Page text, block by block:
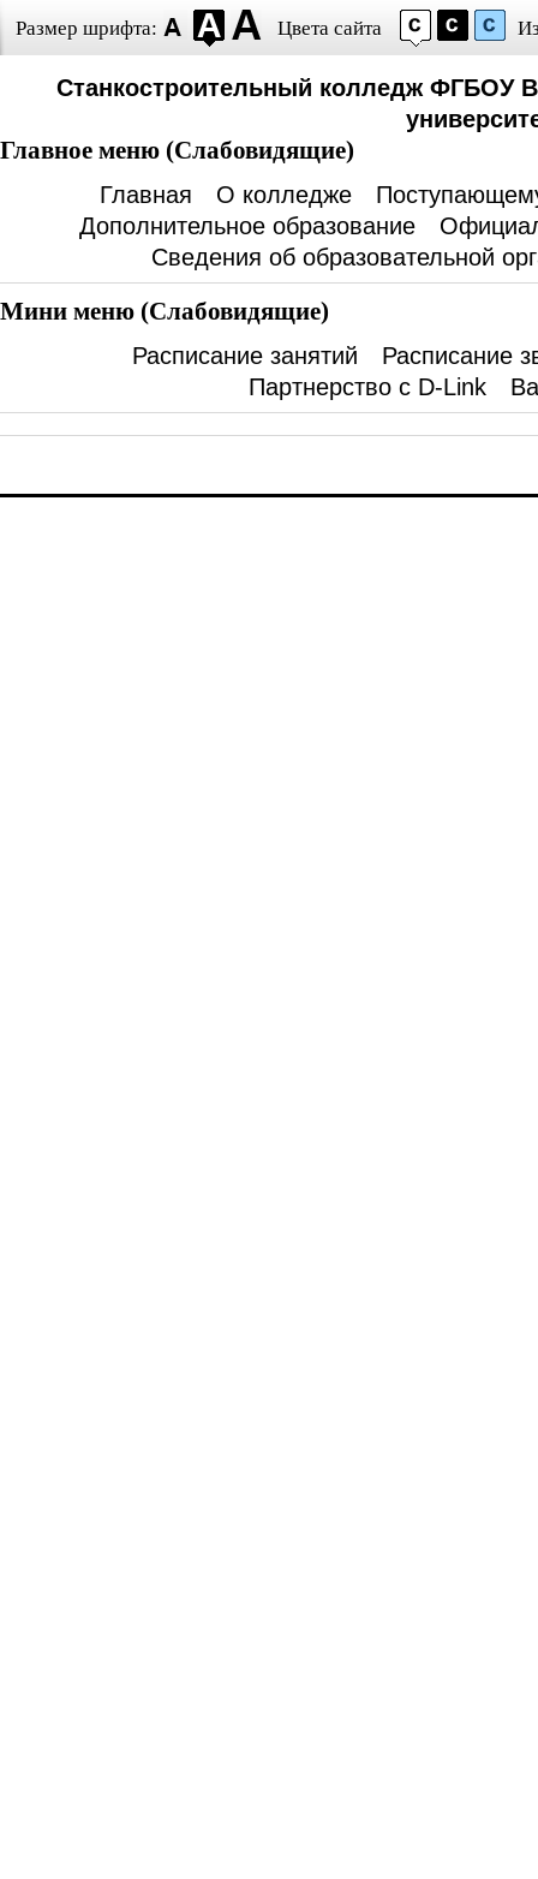
Размер шрифта: Цвета сайта
Станкостроительный колледж ФГБОУ
Главное меню (Слабовидящие)
Главная О колледже
Дополнительное образование
Сведения об образовательной
Мини меню (Слабовидящие)
Расписание занятий
Расписание
Партнерство с D-Link